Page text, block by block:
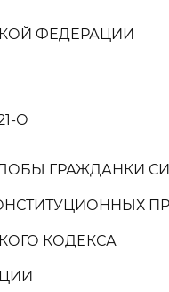
ФЕДЕРАЦИИ
О
ГРАЖДАНКИ
КОДЕКСА